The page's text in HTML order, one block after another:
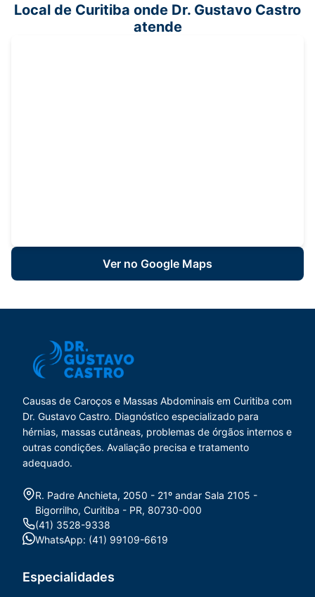
Local de Curitiba onde Dr. Gustavo Castro
atende
Ver no Google Maps
Causas de Caroços e Massas Abdominais em Curitiba com
Dr. Gustavo Castro. Diagnóstico especializado para
hérnias, massas cutâneas, problemas de órgãos internos e
outras condições. Avaliação precisa e tratamento
adequado.
R. Padre Anchieta, 2050 - 21º andar Sala 2105 -
Bigorrilho, Curitiba - PR, 80730-000
(41) 3528-9338
WhatsApp: (41) 99109-6619
Especialidades